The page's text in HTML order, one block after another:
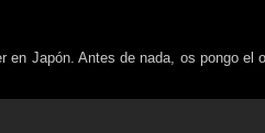
Japón. Antes de nada, os pongo el